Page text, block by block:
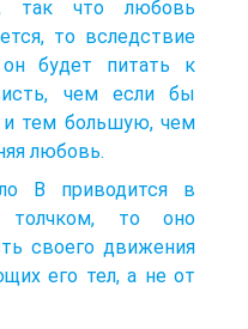
так что любовь
то вследствие
будет питать к
чем если бы
и тем большую, чем
любовь.
В приводится в
толчком, то оно
своего движения
его тел, а не от